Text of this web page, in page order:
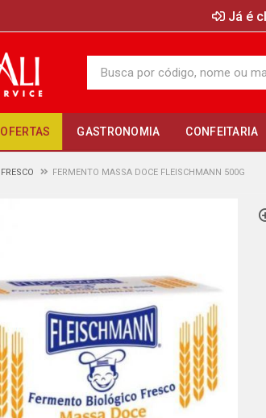
Já é
OFERTAS GASTRONOMIA CONFEITARIA
FRESCO FERMENTO MASSA DOCE FLEISCHMANN 500G